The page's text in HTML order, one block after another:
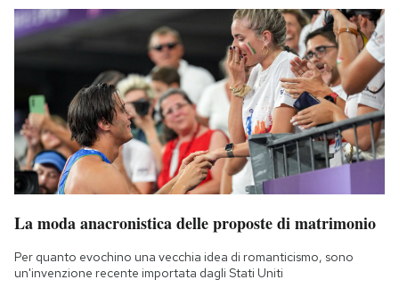
La moda anacronistica delle proposte di matrimonio
Per quanto evochino una vecchia idea di romanticismo, sono
un'invenzione recente importata dagli Stati Uniti